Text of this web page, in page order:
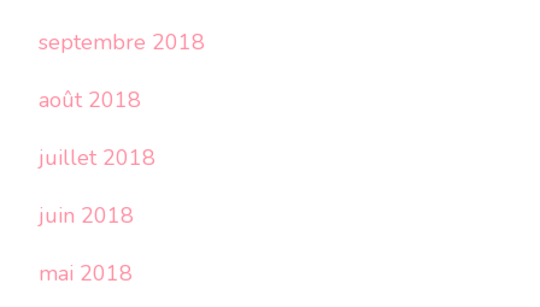
septembre 2018
août 2018
juillet 2018
juin 2018
mai 2018